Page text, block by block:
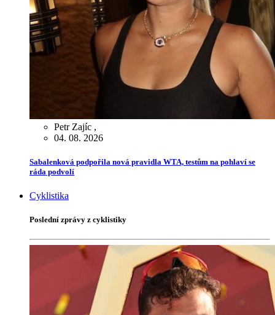
Petr Zajíc ,
04. 08. 2026
Sabalenková podpořila nová pravidla WTA, testům na pohlaví se
ráda podvolí
Cyklistika
Poslední zprávy z cyklistiky